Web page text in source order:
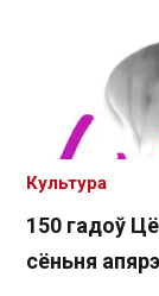
150 гадоў
сёньня
Культура